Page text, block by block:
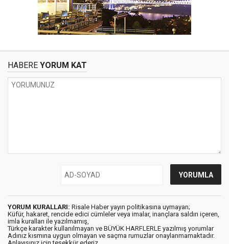
HABERE YORUM KAT
YORUM KURALLARI: Risale Haber yayın politikasına uymayan;
Küfür, hakaret, rencide edici cümleler veya imalar, inançlara saldırı içeren,
imla kuralları ile yazılmamış,
Türkçe karakter kullanılmayan ve BÜYÜK HARFLERLE yazılmış yorumlar
Adınız kısmına uygun olmayan ve saçma rumuzlar onaylanmamaktadır.